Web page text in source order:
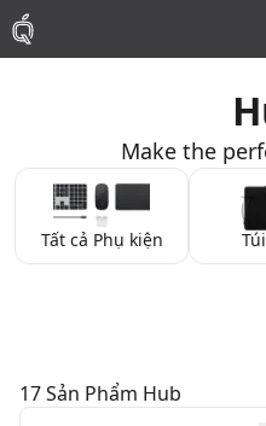
MacBook Pro
MacBook Air
Thu Mua
Make the
Tất cả Phụ kiện
17Sản Phẩm Hub